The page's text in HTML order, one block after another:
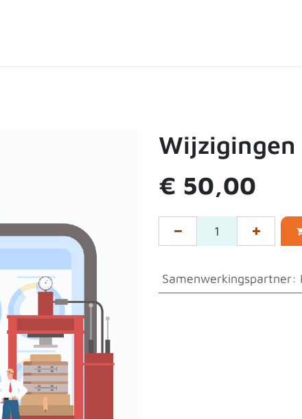
Wijzigingen
€ 50,00
Samenwerkingspartner: